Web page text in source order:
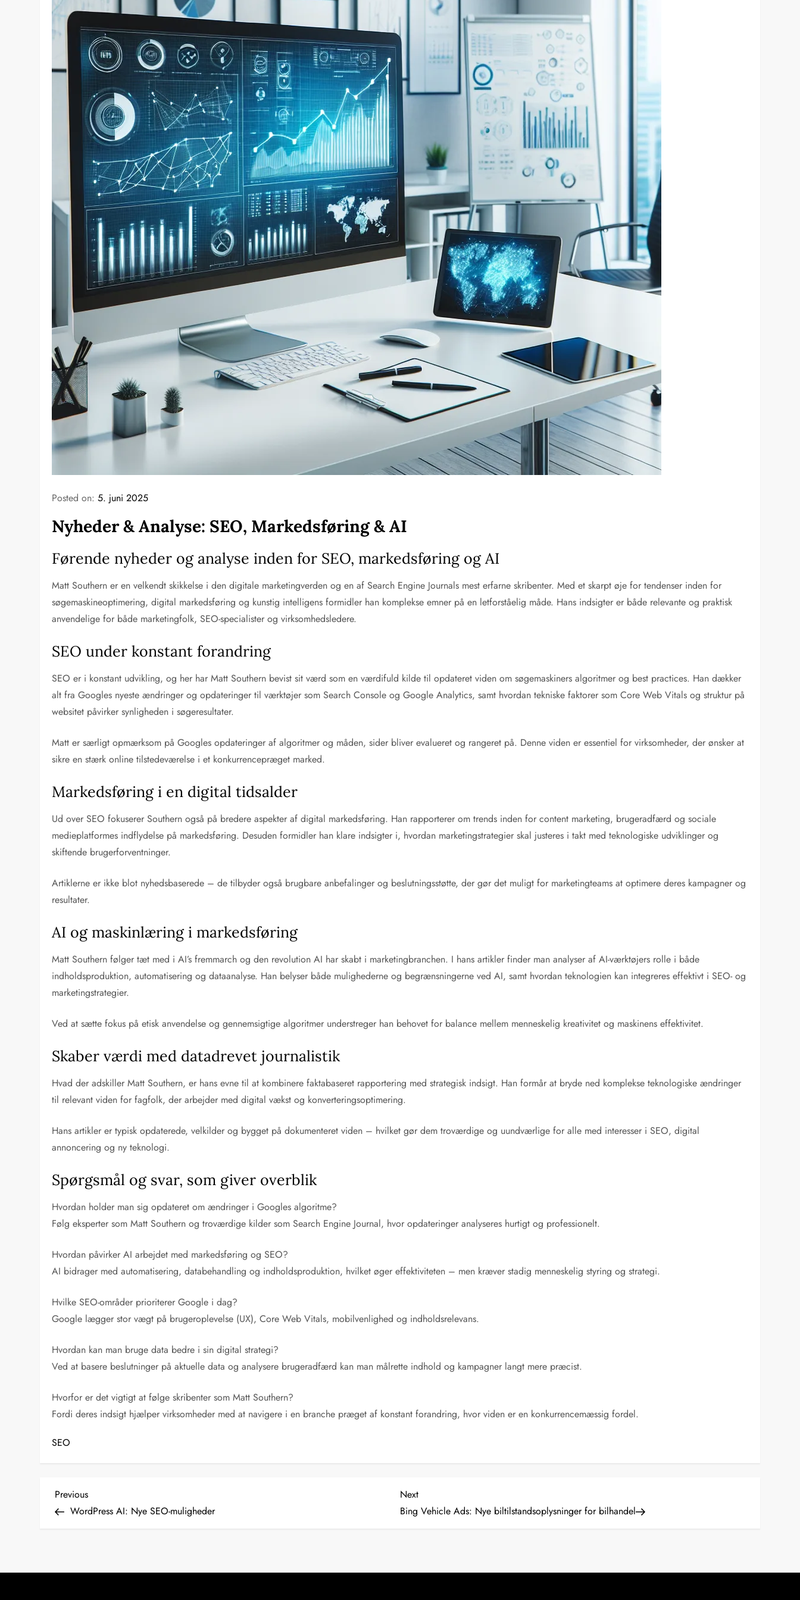
Posted on:5. juni 2025
Nyheder & Analyse: SEO, Markedsføring & AI
Førende nyheder og analyse inden for SEO, markedsføring og AI
Matt Southern er en velkendt skikkelse i den digitale marketingverden og en af Search Engine Journals mest erfarne skribenter. Med et skarpt øje for tendenser inden for
søgemaskineoptimering, digital markedsføring og kunstig intelligens formidler han komplekse emner på en letforståelig måde. Hans indsigter er både relevante og praktisk
anvendelige for både marketingfolk, SEO-specialister og virksomhedsledere.
SEO under konstant forandring
SEO er i konstant udvikling, og her har Matt Southern bevist sit værd som en værdifuld kilde til opdateret viden om søgemaskiners algoritmer og best practices. Han dækker
alt fra Googles nyeste ændringer og opdateringer til værktøjer som Search Console og Google Analytics, samt hvordan tekniske faktorer som Core Web Vitals og struktur på
websitet påvirker synligheden i søgeresultater.
Matt er særligt opmærksom på Googles opdateringer af algoritmer og måden, sider bliver evalueret og rangeret på. Denne viden er essentiel for virksomheder, der ønsker at
sikre en stærk online tilstedeværelse i et konkurrencepræget marked.
Markedsføring i en digital tidsalder
Ud over SEO fokuserer Southern også på bredere aspekter af digital markedsføring. Han rapporterer om trends inden for content marketing, brugeradfærd og sociale
medieplatformes indflydelse på markedsføring. Desuden formidler han klare indsigter i, hvordan marketingstrategier skal justeres i takt med teknologiske udviklinger og
skiftende brugerforventninger.
Artiklerne er ikke blot nyhedsbaserede – de tilbyder også brugbare anbefalinger og beslutningsstøtte, der gør det muligt for marketingteams at optimere deres kampagner og
resultater.
AI og maskinlæring i markedsføring
Matt Southern følger tæt med i AI’s fremmarch og den revolution AI har skabt i marketingbranchen. I hans artikler finder man analyser af AI-værktøjers rolle i både
indholdsproduktion, automatisering og dataanalyse. Han belyser både mulighederne og begrænsningerne ved AI, samt hvordan teknologien kan integreres effektivt i SEO- og
marketingstrategier.
Ved at sætte fokus på etisk anvendelse og gennemsigtige algoritmer understreger han behovet for balance mellem menneskelig kreativitet og maskinens effektivitet.
Skaber værdi med datadrevet journalistik
Hvad der adskiller Matt Southern, er hans evne til at kombinere faktabaseret rapportering med strategisk indsigt. Han formår at bryde ned komplekse teknologiske ændringer
til relevant viden for fagfolk, der arbejder med digital vækst og konverteringsoptimering.
Hans artikler er typisk opdaterede, velkilder og bygget på dokumenteret viden – hvilket gør dem troværdige og uundværlige for alle med interesser i SEO, digital
annoncering og ny teknologi.
Spørgsmål og svar, som giver overblik
Hvordan holder man sig opdateret om ændringer i Googles algoritme?
Følg eksperter som Matt Southern og troværdige kilder som Search Engine Journal, hvor opdateringer analyseres hurtigt og professionelt.
Hvordan påvirker AI arbejdet med markedsføring og SEO?
AI bidrager med automatisering, databehandling og indholdsproduktion, hvilket øger effektiviteten – men kræver stadig menneskelig styring og strategi.
Hvilke SEO-områder prioriterer Google i dag?
Google lægger stor vægt på brugeroplevelse (UX), Core Web Vitals, mobilvenlighed og indholdsrelevans.
Hvordan kan man bruge data bedre i sin digital strategi?
Ved at basere beslutninger på aktuelle data og analysere brugeradfærd kan man målrette indhold og kampagner langt mere præcist.
Hvorfor er det vigtigt at følge skribenter som Matt Southern?
Fordi deres indsigt hjælper virksomheder med at navigere i en branche præget af konstant forandring, hvor viden er en konkurrencemæssig fordel.
SEO
I
n
æ
Previous
Post
Previous
WordPress AI: Nye SEO-muligheder
Next
Post
Next
Bing Vehicle Ads: Nye biltilstandsoplysninger for bilhandel